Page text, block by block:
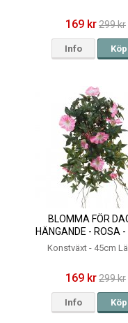
169 kr299 kr
Info Köp
BLOMMA FÖR
HÄNGANDE - ROSA
Konstväxt - 45cm
169 kr299 kr
Info Köp